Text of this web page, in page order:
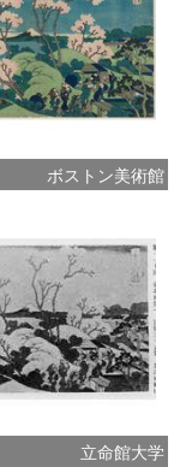
ボストン美術館
立命館大学